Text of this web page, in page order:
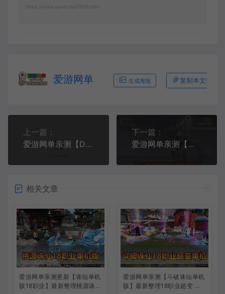
https://www.aywd.top/7655.html
爱游网单 生成海报 复制本文链接
上一篇：
爱游网单亲测【DNF70】侍魂二觉微变版 技能宝珠 侍魂武器 安徒恩 卢克等丰富挑战副本 GM后台 图文攻略虚拟机一键端视频安装教学
下一篇：
爱游网单亲测【传奇永恒单机版】第5版虚拟机一键端月灵6.7无限制端 配套GM工具 命令可发物品装备元宝 视频安装教学
相关文章
爱游网单亲测更新【诛仙单机
版18职业】最新整理桃源诛仙
爱游网单亲测【斗破诛仙单机
版】最新整理18职业超变 带G